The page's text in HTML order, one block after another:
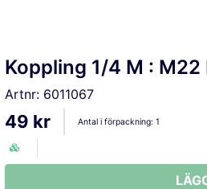
Koppling 1/4 M :
Artnr: 6011067
49 kr Antal i förpackning: 1